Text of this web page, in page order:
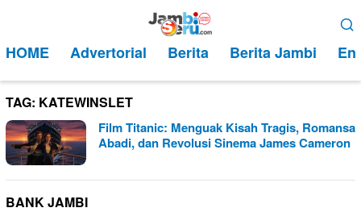
kontenMobile
HOME Advertorial Berita Berita Jambi
TAG: KATEWINSLET
Film Titanic: Menguak Kisah Tragis, Romansa
Abadi, dan Revolusi Sinema James Cameron
BANK JAMBI